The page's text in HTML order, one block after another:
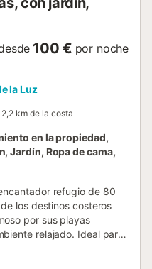
100 € por noche
la Luz
2,2 km de la costa
en la propiedad,
Jardín, Ropa de cama,
refugio de 80
los destinos costeros
por sus playas
relajado. Ideal para
una cocina totalmente